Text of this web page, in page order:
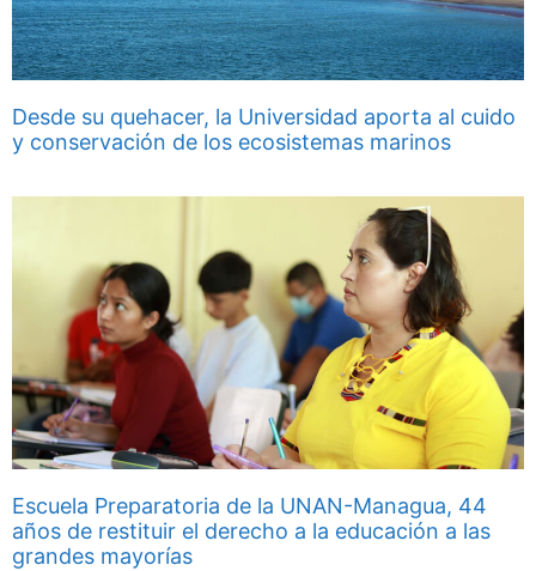
Desde su quehacer, la Universidad aporta al cuido
y conservación de los ecosistemas marinos
Escuela Preparatoria de la UNAN-Managua, 44
años de restituir el derecho a la educación a las
grandes mayorías